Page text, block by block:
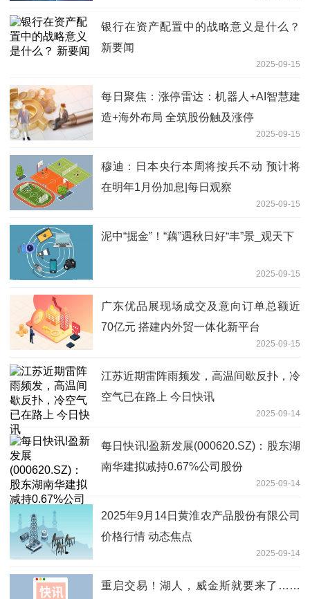
银行在资产配置中的战略意义是什么？
新要闻
2025-09-15
每日聚焦：涨停雷达：机器人+AI智慧建
造+海外布局 全筑股份触及涨停
2025-09-15
穆迪：日本央行本周将按兵不动 预计将
在明年1月份加息|每日观察
2025-09-15
泥中“掘金”！“藕”遇秋日好“丰”景_观天下
2025-09-15
广东优品展现场成交及意向订单总额近
70亿元 搭建内外贸一体化新平台
2025-09-15
江苏近期雷阵雨频发，高温间歇反扑，冷
空气已在路上 今日快讯
2025-09-14
每日快讯!盈新发展(000620.SZ)：股东湖
南华建拟减持0.67%公司股份
2025-09-14
2025年9月14日黄淮农产品股份有限公司
价格行情 动态焦点
2025-09-14
重启交易！湖人，威金斯就要来了……